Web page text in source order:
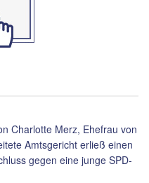
Charlotte Merz, Ehefrau von
Amtsgericht erließ einen
gegen eine junge SPD-